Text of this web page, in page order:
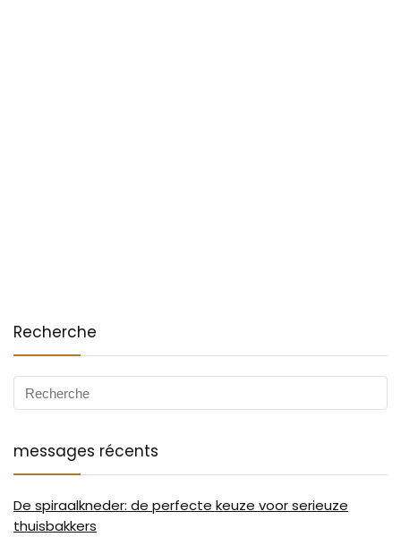
Recherche
messages récents
De spiraalkneder: de perfecte keuze voor serieuze
thuisbakkers